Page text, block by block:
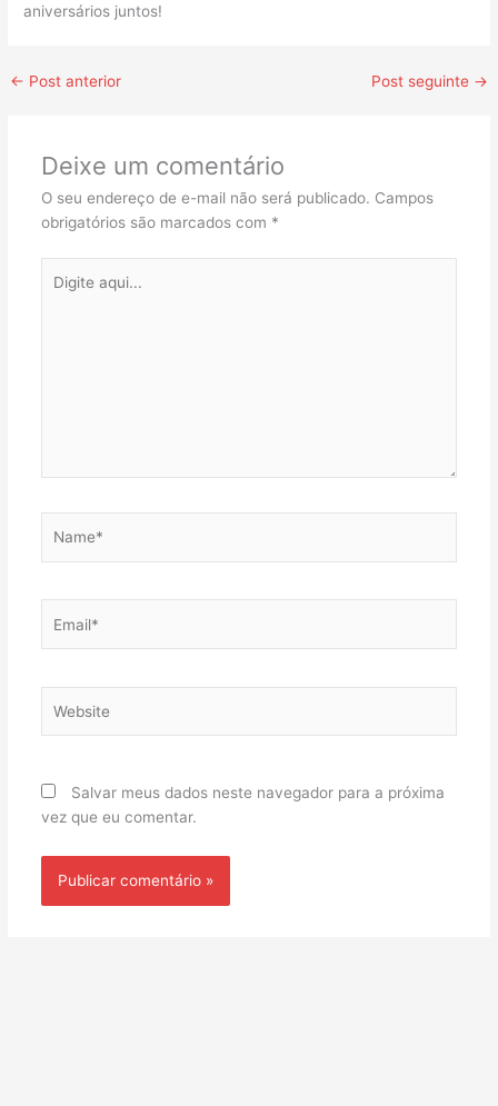
aniversários juntos!
← Post anterior Post seguinte →
Deixe um comentário
O seu endereço de e-mail não será publicado. Campos
obrigatórios são marcados com *
aqui...
Salvar meus dados neste navegador para a próxima
vez que eu comentar.